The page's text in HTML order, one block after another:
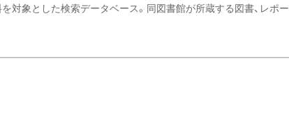
対象とした検索データベース。同図書館が所蔵する図書、レポー